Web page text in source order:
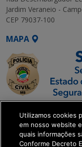
Jardim Veraneio -
CEP 79037-100
MAPA
SETDIG | Secretaria-
Executiva de
Transformação
Utilizamos cookies
em nosso website
quais informações
Conforme Decreto